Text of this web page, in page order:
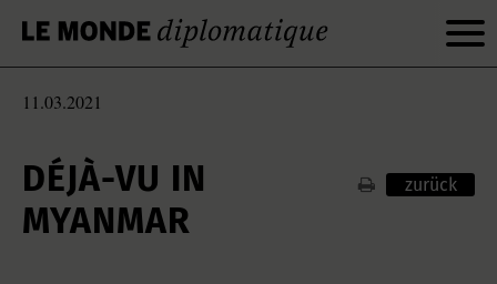
11.03.2021
DÉJÀ-VU IN
MYANMAR
zurück